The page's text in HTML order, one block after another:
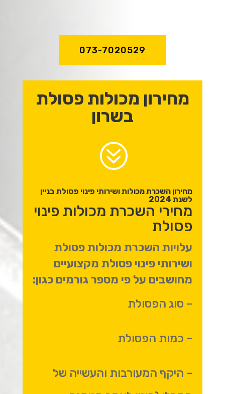
073-7020529
מחירון מכולות פסולת
בשרון
?
מחירון השכרת מכולות ושירותי פינוי פסולת בניין
לשנת 2024
מחירי השכרת מכולות פינוי
פסולת
עלויות השכרת מכולות פסולת
ושירותי פינוי פסולת מקצועיים
מחושבים על פי מספר גורמים כגון:
– סוג הפסולת
– כמות הפסולת
– היקף המעורבות והעשייה של